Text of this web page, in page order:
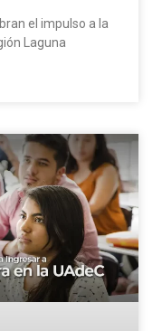
el impulso a la
Laguna